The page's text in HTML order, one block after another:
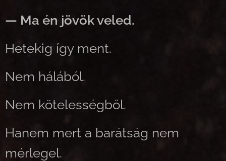
— Ma én jövök veled.
Hetekig így ment.
Nem hálából.
Nem kötelességből.
Hanem mert a barátság nem
mérlegel.